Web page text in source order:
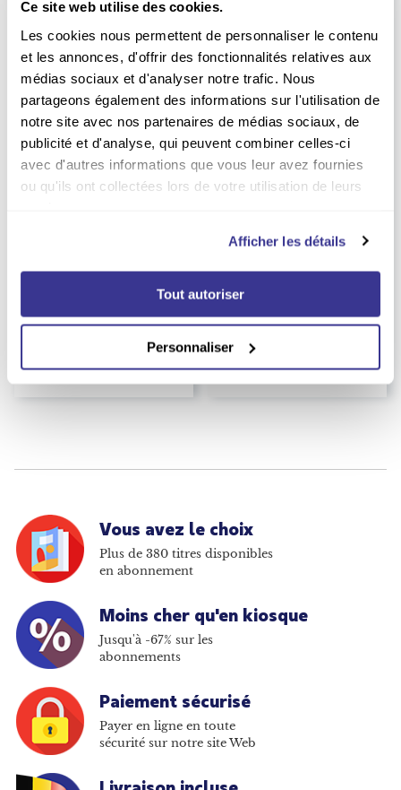
Ce site web utilise des cookies.
Les cookies nous permettent de personnaliser le contenu
et les annonces, d'offrir des fonctionnalités relatives aux
médias sociaux et d'analyser notre trafic. Nous
partageons également des informations sur l'utilisation de
notre site avec nos partenaires de médias sociaux, de
publicité et d'analyse, qui peuvent combiner celles-ci
avec d'autres informations que vous leur avez fournies
ou qu'ils ont collectées lors de votre utilisation de leurs
Afficher les détails
Tout autoriser
Personnaliser
Abonnement Babar
Durée :1 an
EUR 70.80 Prix kiosque
Vous avez le choix
Plus de 380 titres disponibles
en abonnement
Moins cher qu'en kiosque
Jusqu'à -67% sur les
abonnements
Paiement sécurisé
Payer en ligne en toute
sécurité sur notre site Web